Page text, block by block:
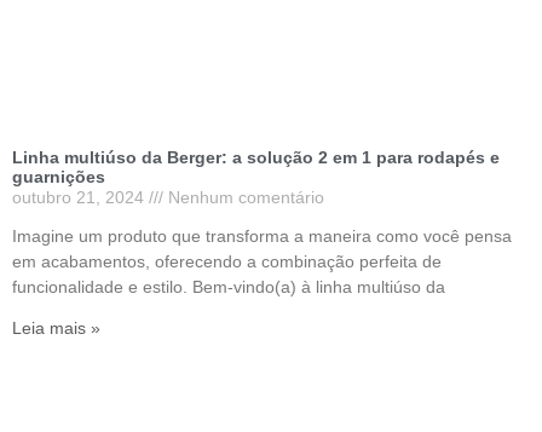
Linha multiúso da Berger: a solução 2 em 1 para rodapés e
guarnições
outubro 21, 2024
Nenhum comentário
Imagine um produto que transforma a maneira como você pensa
em acabamentos, oferecendo a combinação perfeita de
funcionalidade e estilo. Bem-vindo(a) à linha multiúso da
Leia mais »